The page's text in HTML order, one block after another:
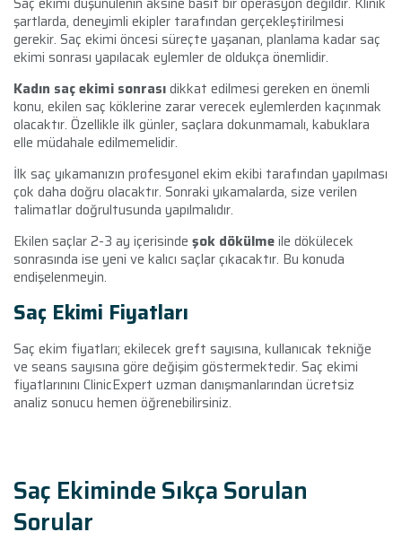
şartlarda, deneyimli ekipler tarafından gerçekleştirilmesi
gerekir. Saç ekimi öncesi süreçte yaşanan, planlama kadar saç
ekimi sonrası yapılacak eylemler de oldukça önemlidir.
Kadın saç ekimi sonrasıdikkat edilmesi gereken en önemli
konu, ekilen saç köklerine zarar verecek eylemlerden kaçınmak
olacaktır. Özellikle ilk günler, saçlara dokunmamalı, kabuklara
elle müdahale edilmemelidir.
İlk saç yıkamanızın profesyonel ekim ekibi tarafından yapılması
çok daha doğru olacaktır. Sonraki yıkamalarda, size verilen
talimatlar doğrultusunda yapılmalıdır.
Ekilen saçlar 2-3 ay içerisinde şok dökülmeile dökülecek
sonrasında ise yeni ve kalıcı saçlar çıkacaktır. Bu konuda
endişelenmeyin.
Saç Ekimi Fiyatları
Saç ekim fiyatları; ekilecek greft sayısına, kullanıcak tekniğe
ve seans sayısına göre değişim göstermektedir. Saç ekimi
fiyatlarınını ClinicExpert uzman danışmanlarından ücretsiz
analiz sonucu hemen öğrenebilirsiniz.
Saç Ekiminde Sıkça Sorulan
Sorular